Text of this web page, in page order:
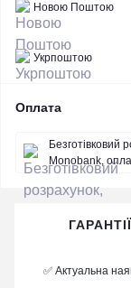
Новою Поштою
Укрпоштою
Оплата
Безготівковий
Monobank,
ГАРАНТІЇ
✅ Актуальна